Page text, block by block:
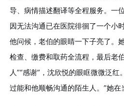
导、病情描述翻译等全程服务。一
因无法沟通已在医院徘徊了一个小
他问候，老伯的眼睛一下子亮了。
检查、缴费和取药全流程，最后老
人”“感谢”，沈欣悦的眼眶微微泛红
过能和他顺畅沟通的陌生人。”她在